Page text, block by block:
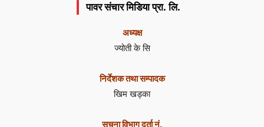
पावर संचार मिडिया प्रा. लि.
अध्यक्ष
ज्योती के सि
निर्देशक तथा सम्पादक
खिम खड्का
सूचना विभाग दर्ता नं.